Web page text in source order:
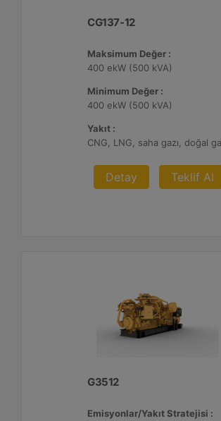
CG137-12
Maksimum Değer :
400 ekW (500 kVA)
Minimum Değer :
400 ekW (500 kVA)
Yakıt :
CNG, LNG, saha gazı, doğal
Detay Teklif Al
G3512
Emisyonlar/Yakıt Stratejisi :